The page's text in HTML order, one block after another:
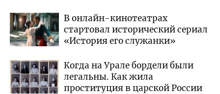
В онлайн-кинотеатрах
стартовал исторический сериал
«История его служанки»
Когда на Урале бордели были
легальны. Как жила
проституция в царской России